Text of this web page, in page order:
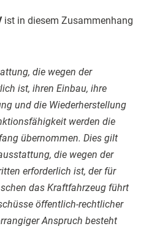
ist in diesem Zusammenhang
die wegen der
ist, ihren Einbau, ihre
und die Wiederherstellung
werden die
übernommen. Dies gilt
die wegen der
erforderlich ist, der für
das Kraftfahrzeug führt
öffentlich-rechtlicher
Anspruch besteht